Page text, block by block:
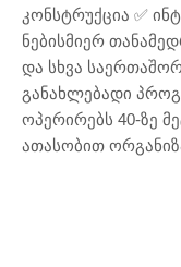
კონსტრუქცია ✅
ნებისმიერ
და სხვა
განახლებადი
ოპერირებს 40-ზე
ათასობით